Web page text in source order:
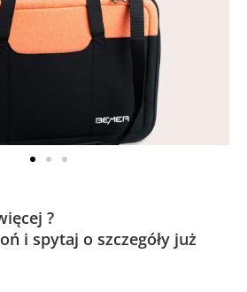
?
i spytaj o szczegóły już